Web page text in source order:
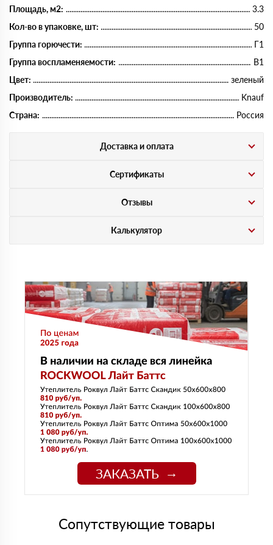
Площадь, м2:
3.3
Кол-во в упаковке, шт:
50
Группа горючести:
Г1
Группа воспламеняемости:
В1
Цвет:
зеленый
Производитель:
Knauf
Страна:
Россия
Доставка и оплата
Сертификаты
Отзывы
Калькулятор
ЗАКАЗАТЬ
Сопутствующие товары